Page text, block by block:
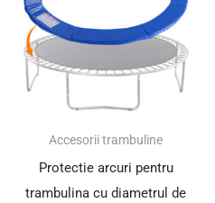
Accesorii trambuline
Protectie arcuri pentru
trambulina cu diametrul de